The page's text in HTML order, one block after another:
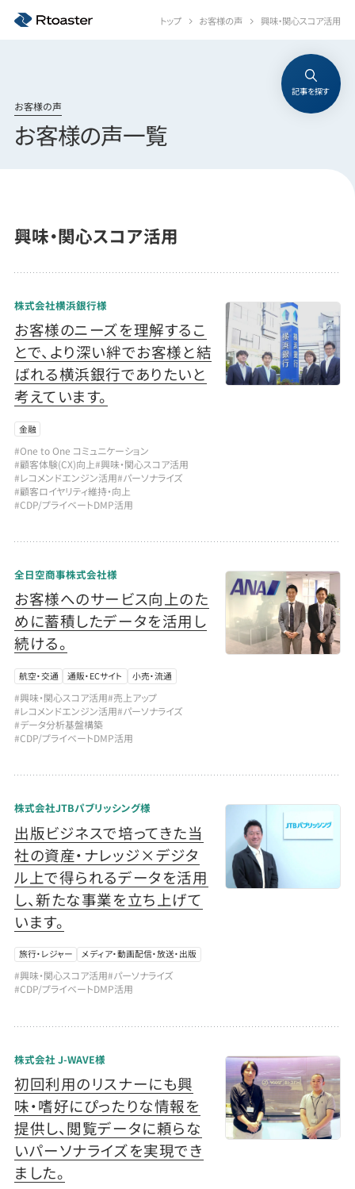
トップ お客様の声 興味・関心スコア活用
お客様の声
お客様の声一覧
記事を探す
興味・関心スコア活用
株式会社横浜銀行様
お客様のニーズを理解するこ
とで、より深い絆でお客様と結
ばれる横浜銀行でありたいと
考えています。
金融
#One to One コミュニケーション
#顧客体験(CX)向上#興味・関心スコア活用
#レコメンドエンジン活用#パーソナライズ
#顧客ロイヤリティ維持・向上
#CDP/プライベートDMP活用
全日空商事株式会社様
お客様へのサービス向上のた
めに蓄積したデータを活用し
続ける。
航空・交通 通販・ECサイト 小売・流通
#興味・関心スコア活用#売上アップ
#レコメンドエンジン活用#パーソナライズ
#データ分析基盤構築
#CDP/プライベートDMP活用
株式会社JTBパブリッシング様
出版ビジネスで培ってきた当
社の資産・ナレッジ×デジタ
ル上で得られるデータを活用
し、新たな事業を立ち上げて
います。
旅行・レジャー メディア・動画配信・放送・出版
#興味・関心スコア活用#パーソナライズ
#CDP/プライベートDMP活用
株式会社 J-WAVE様
初回利用のリスナーにも興
味・嗜好にぴったりな情報を
提供し、閲覧データに頼らな
いパーソナライズを実現でき
ました。